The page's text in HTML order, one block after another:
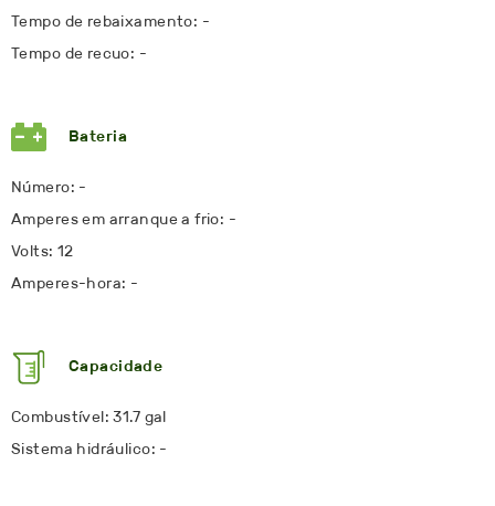
Tempo de rebaixamento: -
Tempo de recuo: -
Bateria
Número: -
Amperes em arranque a frio: -
Volts: 12
Amperes-hora: -
Capacidade
Combustível: 31.7 gal
Sistema hidráulico: -